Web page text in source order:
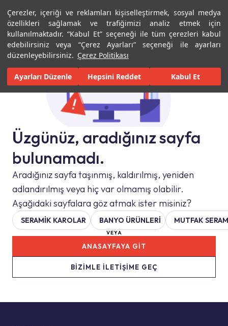
Çerezler, içeriği ve reklamları kişiselleştirmek, sosyal medya
özellikleri sağlamak ve trafiğimizi analiz etmek için
kullanılmaktadır. “Kabul Et” seçeneği ile tüm çerezleri kabul
edebilirsiniz veya “Çerez Ayarları” seçeneği ile ayarları
düzenleyebilirsiniz. Çerez Politikası
Ayarları Düzenle Hepsini Reddet Kabul Et
Menü Menü
Üzgünüz, aradığınız sayfa
bulunamadı.
Aradığınız sayfa taşınmış, kaldırılmış, yeniden
adlandırılmış veya hiç var olmamış olabilir.
Aşağıdaki sayfalara göz atmak ister misiniz?
SERAMIK KAROLAR BANYO ÜRÜNLERİ MUTFAK
VEYA
BİZİMLE İLETİŞİME GEÇ
ANASAYFAYA GİT